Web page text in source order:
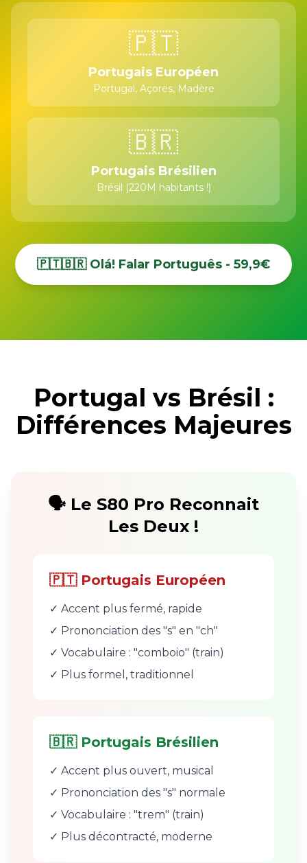
🇵🇹
Portugais Européen
Portugal, Açores, Madère
🇧🇷
Portugais Brésilien
Brésil (220M habitants !)
🇵🇹🇧🇷 Olá! Falar Português - 59,9€
Portugal vs Brésil :
Différences Majeures
🗣️ Le S80 Pro Reconnait
Les Deux !
🇵🇹 Portugais Européen
✓ Accent plus fermé, rapide
✓ Prononciation des "s" en "ch"
✓ Vocabulaire : "comboio" (train)
✓ Plus formel, traditionnel
🇧🇷 Portugais Brésilien
✓ Accent plus ouvert, musical
✓ Prononciation des "s" normale
✓ Vocabulaire : "trem" (train)
✓ Plus décontracté, moderne